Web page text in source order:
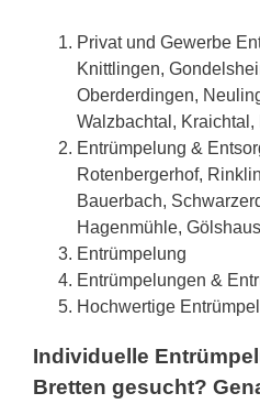
Privat und Gewerbe
Knittlingen,
Oberderdingen,
Walzbachtal, Kraichtal,
Entrümpelung &
Rotenbergerhof,
Bauerbach,
Hagenmühle,
Entrümpelung
Entrümpelungen &
Hochwertige
Individuelle
Bretten gesucht?